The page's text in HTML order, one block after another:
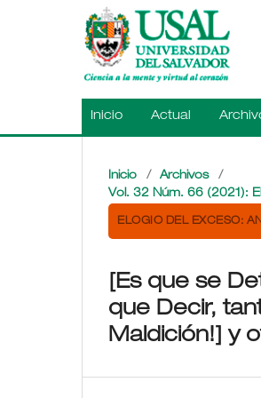
Inicio Actual
Inicio / Archivos
/
Vol. 32 Núm. 66 (2021):
ELOGIO DEL EXCESO:
[Es que se
que Decir,
Maldición!] y